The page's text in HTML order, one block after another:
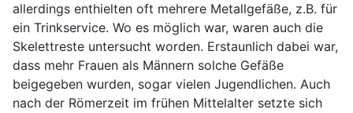
allerdings enthielten oft mehrere Metallgefäße, z.B. für
ein Trinkservice. Wo es möglich war, waren auch die
Skelettreste untersucht worden. Erstaunlich dabei war,
dass mehr Frauen als Männern solche Gefäße
beigegeben wurden, sogar vielen Jugendlichen. Auch
nach der Römerzeit im frühen Mittelalter setzte sich